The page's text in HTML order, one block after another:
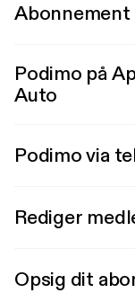
Podimo på
Auto
Podimo via
Rediger
Opsig dit